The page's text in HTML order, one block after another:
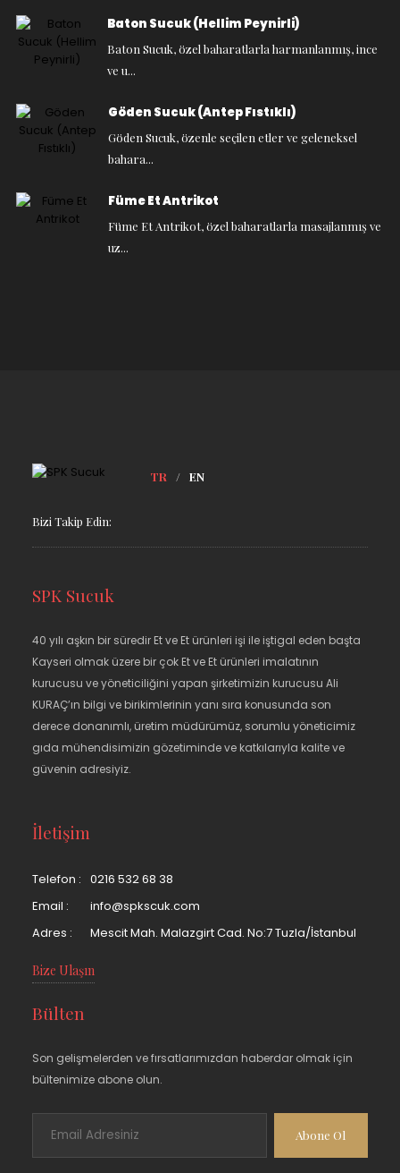
Baton Sucuk (Hellim Peynirli)
Baton Sucuk, özel baharatlarla harmanlanmış, ince
ve u...
Göden Sucuk (Antep Fıstıklı)
Göden Sucuk, özenle seçilen etler ve geleneksel
bahara...
Füme Et Antrikot
Füme Et Antrikot, özel baharatlarla masajlanmış ve
uz...
TR / EN
Bizi Takip Edin:
SPK Sucuk
40 yılı aşkın bir süredir Et ve Et ürünleri işi ile iştigal eden başta
Kayseri olmak üzere bir çok Et ve Et ürünleri imalatının
kurucusu ve yöneticiliğini yapan şirketimizin kurucusu Ali
KURAÇ’ın bilgi ve birikimlerinin yanı sıra konusunda son
derece donanımlı, üretim müdürümüz, sorumlu yöneticimiz
gıda mühendisimizin gözetiminde ve katkılarıyla kalite ve
güvenin adresiyiz.
İletişim
Telefon : 0216 532 68 38
Email :
info@spkscuk.com
Adres :
Mescit Mah. Malazgirt Cad. No:7 Tuzla/İstanbul
Bize Ulaşın
Bülten
Son gelişmelerden ve fırsatlarımızdan haberdar olmak için
bültenimize abone olun.
Abone Ol